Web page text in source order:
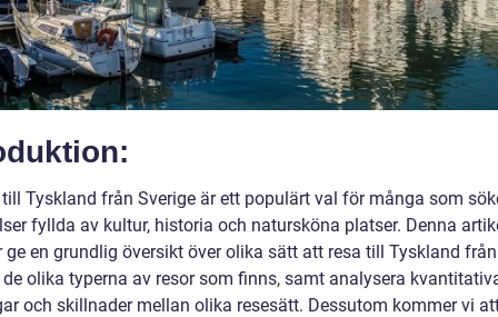
Tyskland från Sverige är ett populärt val för många som
fyllda av kultur, historia och natursköna platser. Denna
ge en grundlig översikt över olika sätt att resa till Tyskland från
de olika typerna av resor som finns, samt analysera
och skillnader mellan olika resesätt. Dessutom kommer vi